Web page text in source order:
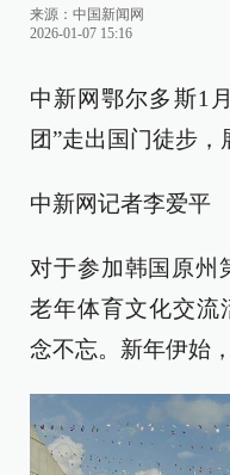
来源： 中国新闻网
2026-01-07 15:16
中新网鄂尔多斯1
团”走出国门徒步
中新网记者李爱平
对于参加韩国原州
老年体育文化交流
念不忘。新年伊始